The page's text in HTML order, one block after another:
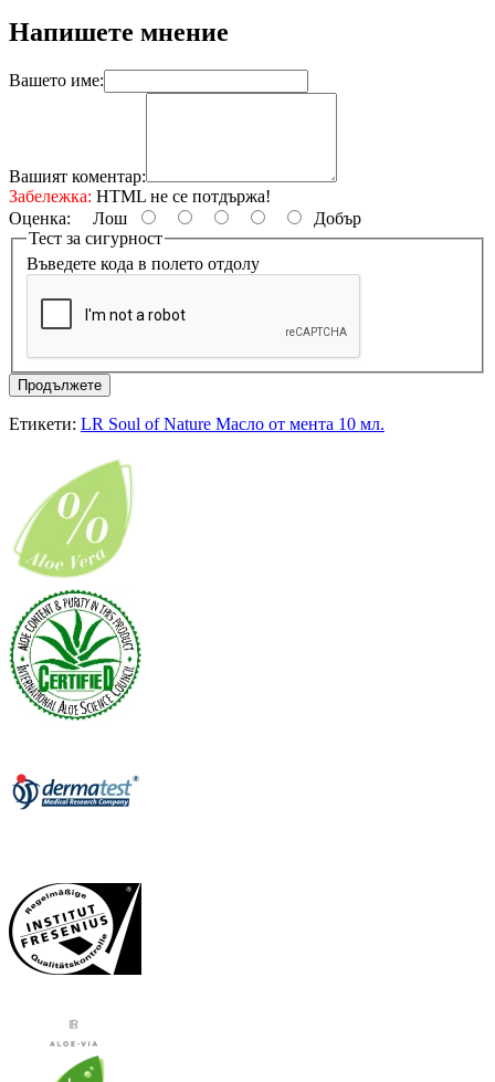
Напишете мнение
Вашето име:
Вашият коментар:
Забележка: HTML не се потдържа!
Оценка: Лош
Добър
Тест за сигурност
Въведете кода в полето отдолу
Продължете
Етикети: LR Soul of Nature Масло от мента 10 мл.